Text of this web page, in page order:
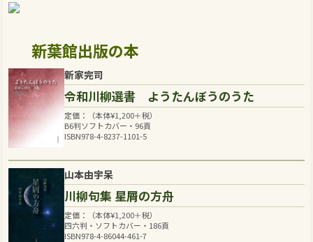
新葉館出版の本
新家完司
令和川柳選書 ようたんぼうのうた
定価：（本体¥1,200＋税）
B6判ソフトカバー・96頁
ISBN978-4-8237-1101-5
山本由宇呆
川柳句集 星屑の方舟
定価：（本体¥1,200＋税）
四六判・ソフトカバー・186頁
ISBN978-4-86044-461-7